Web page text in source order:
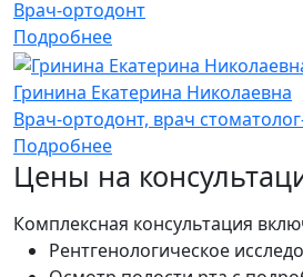
Врач-ортодонт
Подробнее
Гринина Екатерина Николаевна
Врач-ортодонт, врач
Подробнее
Цены на
Комплексная консультация
Рентгенологическое